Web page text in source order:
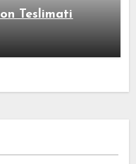
Teslimati